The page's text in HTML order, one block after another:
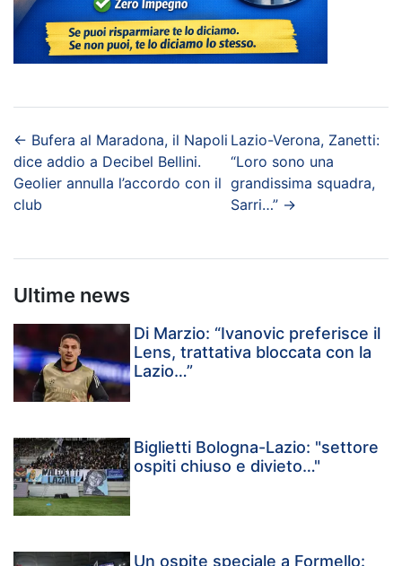
← Bufera al Maradona, il Napoli
dice addio a Decibel Bellini.
Geolier annulla l’accordo con il
club
Lazio-Verona, Zanetti:
“Loro sono una
grandissima squadra,
Sarri…”→
Ultime news
Di Marzio: “Ivanovic preferisce il
Lens, trattativa bloccata con la
Lazio…”
Biglietti Bologna-Lazio: "settore
ospiti chiuso e divieto…"
Un ospite speciale a Formello: